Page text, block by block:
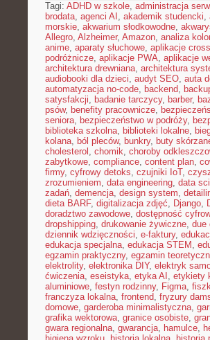
Tagi: ADHD w szkole, administracja
brodata, agenci AI , akademik studencki,
morskie, akwarium słodkowodne,
Allegro, Alzheimer, Amazon, analiza
anime, aparaty słuchowe, aplikacje
podróżnicze, aplikacje PWA, aplikacje
architektura drewniana, architektura
audiobooki dla dzieci, audyt SEO, auta
automatyzacja no-code, backend,
satysfakcji, badanie tarczycy, barber,
psów, benefity pracownicze,
seniora, bezpieczeństwo w podróży,
biblioteka szkolna, biblioteki lokalne,
kolana, ból pleców, bunkry, buty
cholesterol , chomik, choroby
zabytkowe, compliance, content plan,
firmy, cyfrowy detoks, czujniki IoT,
zrozumieniem, data engineering, data
zadań, demencja, design system,
dieta BARF, digitalizacja zdjęć, Django,
doradztwo zawodowe, dostępność
dropshipping, drukowanie żywiczne, due
dziennik wdzięczności, e-faktury,
edukacja specjalna, edukacja STEM ,
egzamin praktyczny, egzamin
elektrolity, elektronika DIY, elektryk
ćwiczenia, eseistyka, etyka AI , etykiety
aluminiowe, festyn rodzinny, Figma,
franczyza lokalna, frontend, fryzury
domowe, garderoba minimalistyczna,
grafika wektorowa, granice osobiste,
gwara regionalna, gwarancja, hamulce,